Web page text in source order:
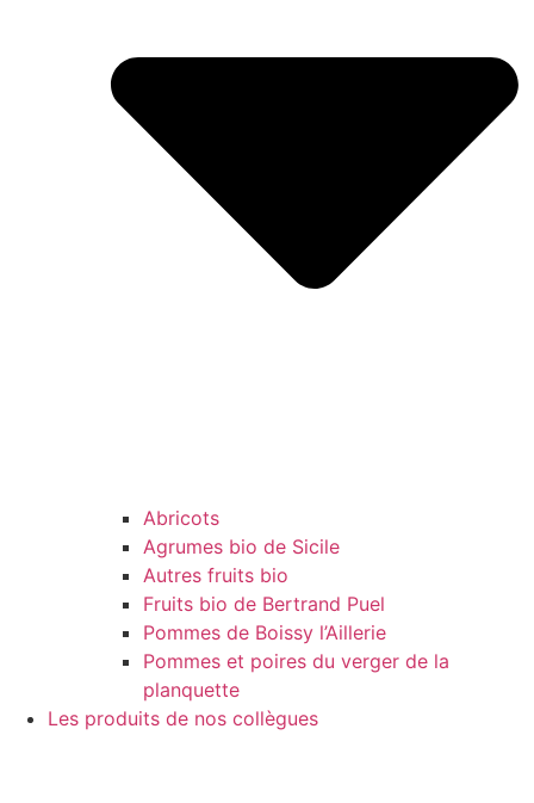
Abricots
Agrumes bio de Sicile
Autres fruits bio
Fruits bio de Bertrand Puel
Pommes de Boissy l’Aillerie
Pommes et poires du verger de la
planquette
Les produits de nos collègues